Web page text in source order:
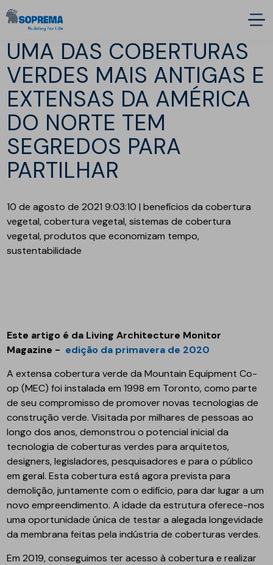
UMA DAS COBERTURAS
VERDES MAIS ANTIGAS E
EXTENSAS DA AMÉRICA
DO NORTE TEM
SEGREDOS PARA
PARTILHAR
10 de agosto de 2021 9:03:10 | benefícios da cobertura
vegetal, cobertura vegetal, sistemas de cobertura
vegetal, produtos que economizam tempo,
sustentabilidade
Este artigo é da Living Architecture Monitor
Magazine - edição da primavera de 2020
A extensa cobertura verde da Mountain Equipment Co-
op (MEC) foi instalada em 1998 em Toronto, como parte
de seu compromisso de promover novas tecnologias de
construção verde. Visitada por milhares de pessoas ao
longo dos anos, demonstrou o potencial inicial da
tecnologia de coberturas verdes para arquitetos,
designers, legisladores, pesquisadores e para o público
em geral. Esta cobertura está agora prevista para
demolição, juntamente com o edifício, para dar lugar a um
novo empreendimento. A idade da estrutura oferece-nos
uma oportunidade única de testar a alegada longevidade
da membrana feitas pela indústria de coberturas verdes.
Em 2019, conseguimos ter acesso à cobertura e realizar